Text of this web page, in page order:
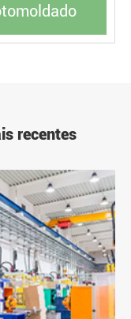
recentes